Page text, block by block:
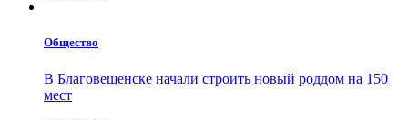
Общество
В Благовещенске начали строить новый роддом на 150
мест